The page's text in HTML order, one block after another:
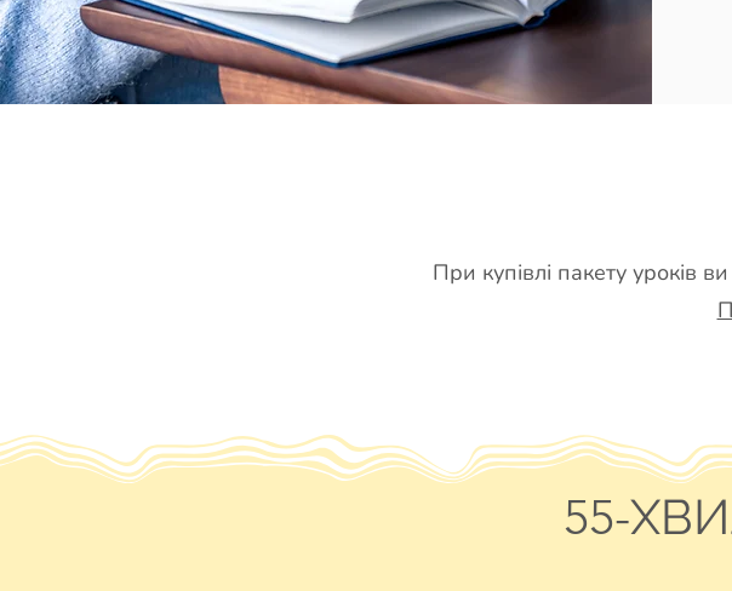
При купівлі пакету уроків
55-